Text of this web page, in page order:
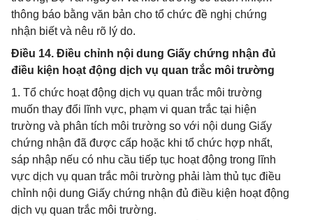
thông báo bằng văn bản cho tổ chức đề nghị chứng
nhận biết và nêu rõ lý do.
Điều 14. Điều chỉnh nội dung Giấy chứng nhận đủ
điều kiện hoạt động dịch vụ quan trắc môi trường
1. Tổ chức hoạt động dịch vụ quan trắc môi trường
muốn thay đổi lĩnh vực, phạm vi quan trắc tại hiện
trường và phân tích môi trường so với nội dung Giấy
chứng nhận đã được cấp hoặc khi tổ chức hợp nhất,
sáp nhập nếu có nhu cầu tiếp tục hoạt động trong lĩnh
vực dịch vụ quan trắc môi trường phải làm thủ tục điều
chỉnh nội dung Giấy chứng nhận đủ điều kiện hoạt động
dịch vụ quan trắc môi trường.